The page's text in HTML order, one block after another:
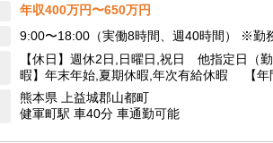
年収400万円〜650万円
9:00〜18:00（実働8時間、週40時間） ※勤
【休日】週休2日,日曜日,祝日 他指定日（勤務
暇】年末年始,夏期休暇,年次有給休暇 【年
熊本県 上益城郡山都町
健軍町駅 車40分 車通勤可能